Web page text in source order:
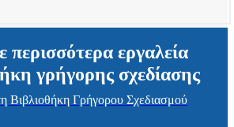
περισσότερα εργαλεία
γρήγορης σχεδίασης
Βιβλιοθήκη Γρήγορου Σχεδιασμού